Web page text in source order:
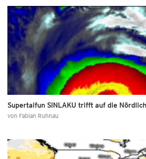
Supertaifun SINLAKU trifft auf die
von Fabian Ruhnau